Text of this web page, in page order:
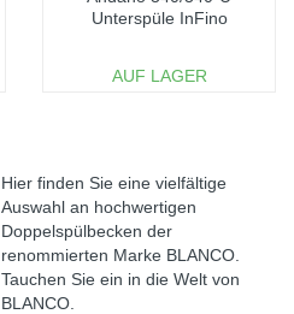
Unterspüle InFino
AUF LAGER
Vergleichen
Hier finden Sie eine vielfältige
Auswahl an hochwertigen
Doppelspülbecken der
renommierten Marke BLANCO.
Tauchen Sie ein in die Welt von
BLANCO.